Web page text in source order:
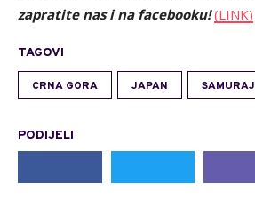
zapratite nas i na facebooku!(LINK)
TAGOVI
CRNA GORA JAPAN SAMURAJ
PODIJELI